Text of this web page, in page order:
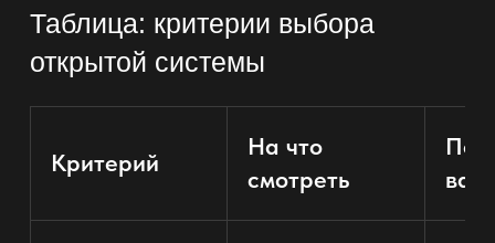
Таблица: критерии выбора
открытой системы
Критерий
На что
смотреть